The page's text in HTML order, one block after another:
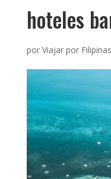
hoteles
por Viajar por Filipinas